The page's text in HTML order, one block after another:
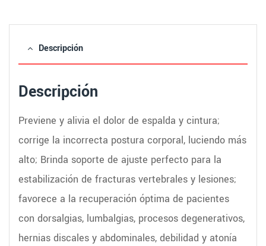
Descripción
Descripción
Previene y alivia el dolor de espalda y cintura;
corrige la incorrecta postura corporal, luciendo más
alto; Brinda soporte de ajuste perfecto para la
estabilización de fracturas vertebrales y lesiones;
favorece a la recuperación óptima de pacientes
con dorsalgias, lumbalgias, procesos degenerativos,
hernias discales y abdominales, debilidad y atonía